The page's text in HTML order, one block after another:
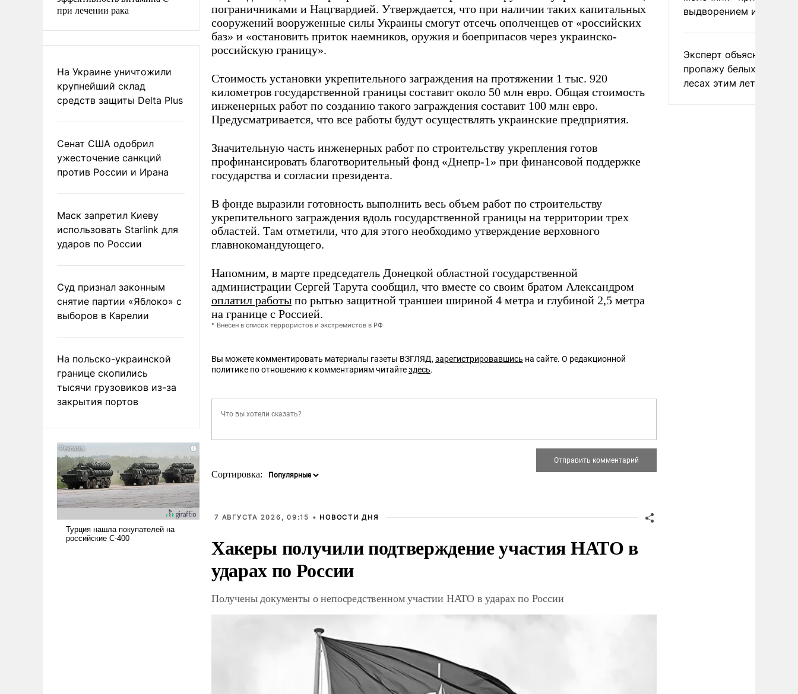
при лечении рака
На Украине уничтожили
крупнейший склад
средств защиты Delta Plus
Сенат США одобрил
ужесточение санкций
против России и Ирана
Маск запретил Киеву
использовать Starlink для
ударов по России
Суд признал законным
снятие партии «Яблоко» с
выборов в Карелии
На польско-украинской
границе скопились
тысячи грузовиков из-за
закрытия портов
пограничниками и Нацгвардией. Утверждается, что при наличии таких капитальных
сооружений вооруженные силы Украины смогут отсечь ополченцев от «российских
баз» и «остановить приток наемников, оружия и боеприпасов через украинско-
российскую границу».
Стоимость установки укрепительного заграждения на протяжении 1 тыс. 920
километров государственной границы составит около 50 млн евро. Общая стоимость
инженерных работ по созданию такого заграждения составит 100 млн евро.
Предусматривается, что все работы будут осуществлять украинские предприятия.
Значительную часть инженерных работ по строительству укрепления готов
профинансировать благотворительный фонд «Днепр-1» при финансовой поддержке
государства и согласии президента.
В фонде выразили готовность выполнить весь объем работ по строительству
укрепительного заграждения вдоль государственной границы на территории трех
областей. Там отметили, что для этого необходимо утверждение верховного
главнокомандующего.
Напомним, в марте председатель Донецкой областной государственной
администрации Сергей Тарута сообщил, что вместе со своим братом Александром
оплатил работы по рытью защитной траншеи шириной 4 метра и глубиной 2,5 метра
на границе с Россией.
* Внесен в список террористов и экстремистов в РФ
Вы можете комментировать материалы газеты ВЗГЛЯД, зарегистрировавшись на сайте. О редакционной
политике по отношению к комментариям читайтездесь.
Сортировка:
7 АВГУСТА 2026, 09:15 • НОВОСТИ ДНЯ
Хакеры получили подтверждение участия НАТО в
ударах по России
Получены документы о непосредственном участии НАТО в ударах по России
выдворением из
Эксперт объяснил
пропажу белых грибов
лесах этим летом